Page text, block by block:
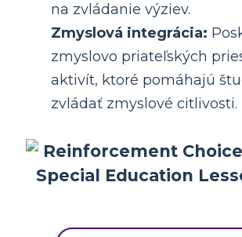
na zvládanie výziev.
Zmyslová integrácia:
zmyslovo priateľských
aktivít, ktoré pomáhajú
zvládať zmyslové citlivosti.